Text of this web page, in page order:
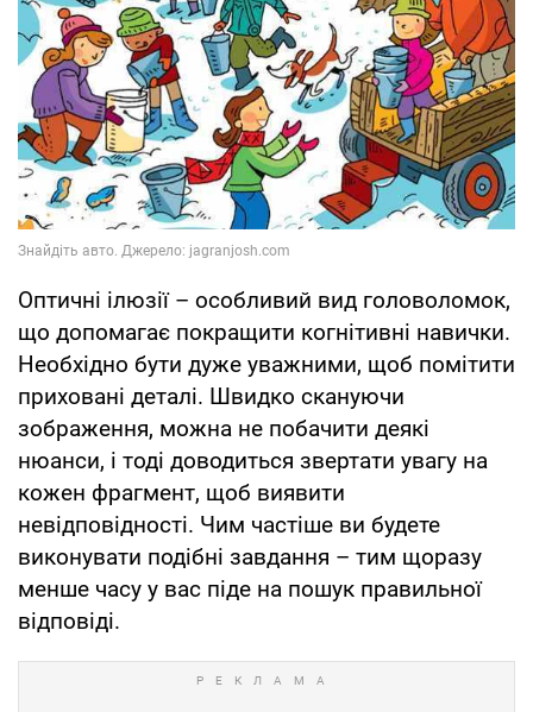
Оптичні ілюзії – особливий вид головоломок,
що допомагає покращити когнітивні навички.
Необхідно бути дуже уважними, щоб помітити
приховані деталі. Швидко скануючи
зображення, можна не побачити деякі
нюанси, і тоді доводиться звертати увагу на
кожен фрагмент, щоб виявити
невідповідності. Чим частіше ви будете
виконувати подібні завдання – тим щоразу
менше часу у вас піде на пошук правильної
відповіді.